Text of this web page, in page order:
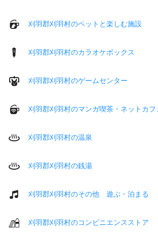
刈羽郡刈羽村のペットと楽しむ施設
刈羽郡刈羽村のカラオケボックス
刈羽郡刈羽村のゲームセンター
刈羽郡刈羽村のマンガ喫茶・ネットカフ
刈羽郡刈羽村の温泉
刈羽郡刈羽村の銭湯
刈羽郡刈羽村のその他 遊ぶ・泊まる
刈羽郡刈羽村のコンビニエンスストア